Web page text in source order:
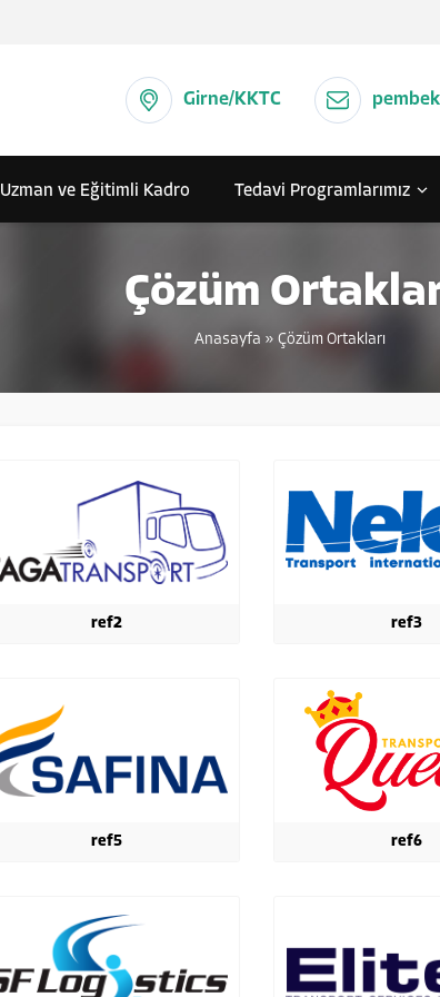
Girne/KKTC
Uzman ve Eğitimli Kadro Tedavi Programlarımız
Çözüm
Anasayfa » Çözüm Ortakları
ref2 ref3
ref5 ref6